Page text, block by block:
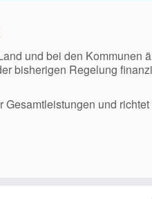
und bei den Kommunen
bisherigen Regelung
und